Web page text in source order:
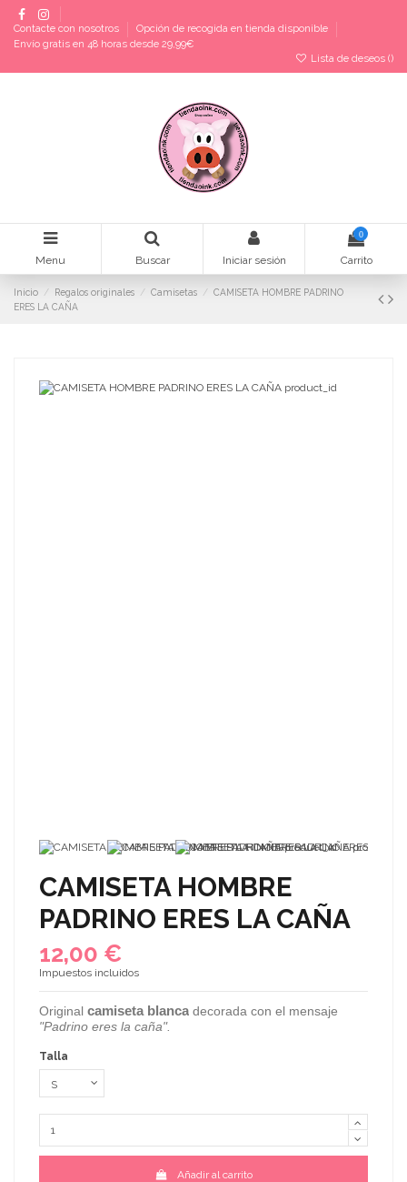
Contacte con nosotros
Opción de recogida en tienda disponible
Envío gratis en 48 horas desde 29,99€
Lista de deseos ()
Menu Buscar Iniciar sesión
0
Carrito
Inicio Regalos originales Camisetas
CAMISETA HOMBRE PADRINO
ERES LA CAÑA
CAMISETA HOMBRE
PADRINO ERES LA CAÑA
12,00 €
Impuestos incluidos
Original camiseta blanca decorada con el mensaje
"Padrino eres la caña".
Talla
Añadir al carrito